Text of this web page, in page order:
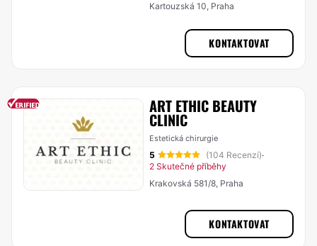
Kartouzská 10, Praha
KONTAKTOVAT
ART ETHIC BEAUTY
CLINIC
Estetická chirurgie
5 (104 Recenzí)·
2 Skutečné příběhy
Krakovská 581/8, Praha
KONTAKTOVAT